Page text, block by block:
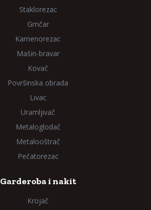
Staklorezac
Grnčar
Kamenorezac
Mašin-bravar
Kovač
Površinska obrada
Livac
Uramljivač
Metaloglodač
Metalooštrač
Pečatorezac
Garderoba i nakit
Krojač